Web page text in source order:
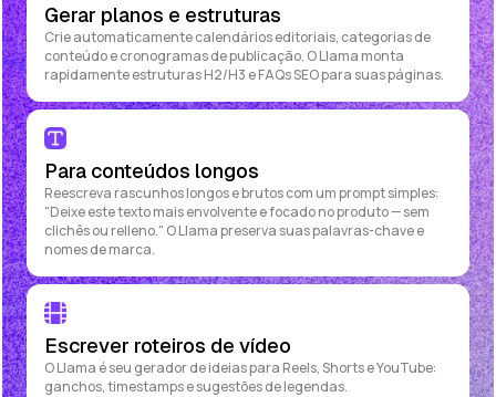
Gerar planos e estruturas
Crie automaticamente calendários editoriais, categorias de
conteúdo e cronogramas de publicação. O Llama monta
rapidamente estruturas H2/H3 e FAQs SEO para suas páginas.
Para conteúdos longos
Reescreva rascunhos longos e brutos com um prompt simples:
"Deixe este texto mais envolvente e focado no produto — sem
clichês ou relleno." O Llama preserva suas palavras-chave e
nomes de marca.
Escrever roteiros de vídeo
O Llama é seu gerador de ideias para Reels, Shorts e YouTube:
ganchos, timestamps e sugestões de legendas.